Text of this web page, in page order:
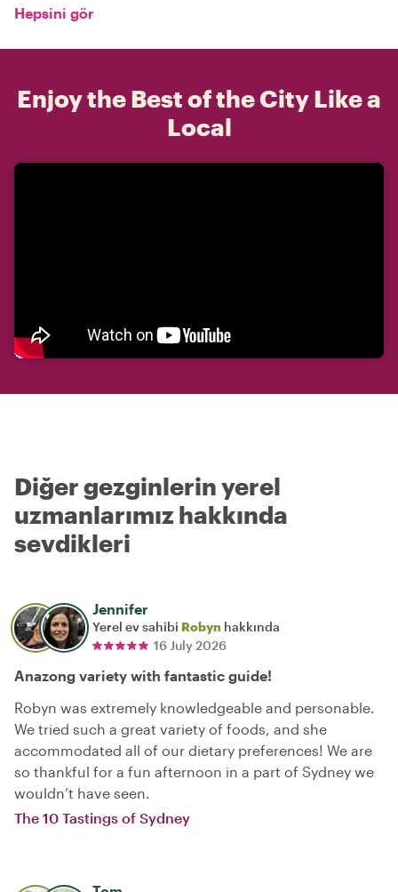
Hepsini gör
Enjoy the Best of the City Like a
Local
Diğer gezginlerin yerel
uzmanlarımız hakkında
sevdikleri
Jennifer
Yerel ev sahibi Robyn hakkında
16 July 2026
Anazong variety with fantastic guide!
Robyn was extremely knowledgeable and personable.
We tried such a great variety of foods, and she
accommodated all of our dietary preferences! We are
so thankful for a fun afternoon in a part of Sydney we
wouldn’t have seen.
The 10 Tastings of Sydney